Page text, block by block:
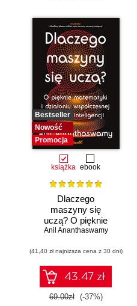
Bestseller
Nowość
Promocja
książka ebook
Dlaczego
maszyny się
uczą? O pięknie
matematyki i
współczesnej
sztucznej
inteligencji
Anil Ananthaswamy
(41,40 zł najniższa cena z 30 dni)
43.47 zł
69.00zł (-37%)